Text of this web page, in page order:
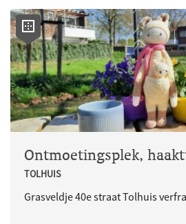
TOLHUIS